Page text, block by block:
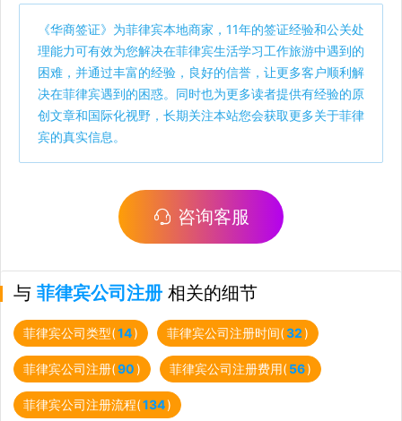
《华商签证》为菲律宾本地商家，11年的签证经验和公关处
理能力可有效为您解决在菲律宾生活学习工作旅游中遇到的
困难，并通过丰富的经验，良好的信誉，让更多客户顺利解
决在菲律宾遇到的困惑。同时也为更多读者提供有经验的原
创文章和国际化视野，长期关注本站您会获取更多关于菲律
宾的真实信息。
咨询客服
与 菲律宾公司注册 相关的细节
菲律宾公司类型(14) 菲律宾公司注册时间(32)
菲律宾公司注册(90) 菲律宾公司注册费用(56)
菲律宾公司注册流程(134)